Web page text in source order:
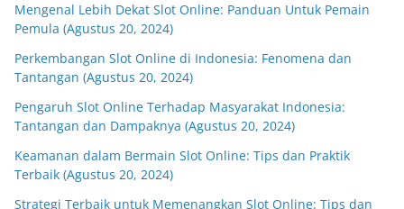
Mengenal Lebih Dekat Slot Online: Panduan Untuk Pemain
Pemula (Agustus 20, 2024)
Perkembangan Slot Online di Indonesia: Fenomena dan
Tantangan (Agustus 20, 2024)
Pengaruh Slot Online Terhadap Masyarakat Indonesia:
Tantangan dan Dampaknya (Agustus 20, 2024)
Keamanan dalam Bermain Slot Online: Tips dan Praktik
Terbaik (Agustus 20, 2024)
Strategi Terbaik untuk Memenangkan Slot Online: Tips dan